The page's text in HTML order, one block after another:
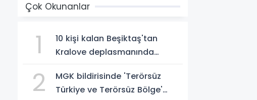
Çok Okunanlar
1
10 kişi kalan Beşiktaş'tan
Kralove deplasmanında
2
MGK bildirisinde 'Terörsüz
Türkiye ve Terörsüz Bölge'